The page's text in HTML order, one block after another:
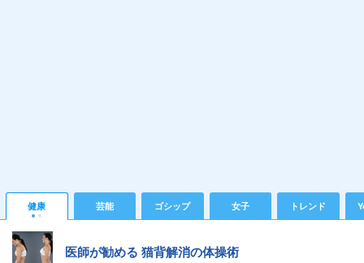
健康 芸能 ゴシップ 女子 トレンド
医師が勧める 猫背解消の体操術